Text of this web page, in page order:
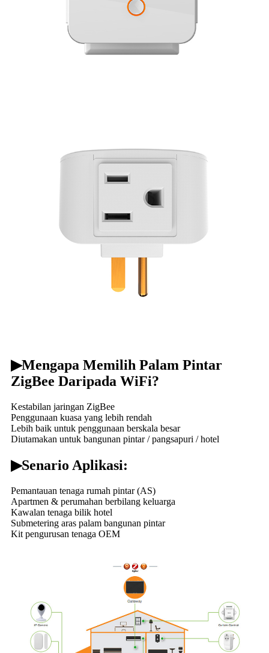
▶Mengapa Memilih Palam Pintar
ZigBee Daripada WiFi?
Kestabilan jaringan ZigBee
Penggunaan kuasa yang lebih rendah
Lebih baik untuk penggunaan berskala besar
Diutamakan untuk bangunan pintar / pangsapuri / hotel
▶Senario Aplikasi:
Pemantauan tenaga rumah pintar (AS)
Apartmen & perumahan berbilang keluarga
Kawalan tenaga bilik hotel
Submetering aras palam bangunan pintar
Kit pengurusan tenaga OEM